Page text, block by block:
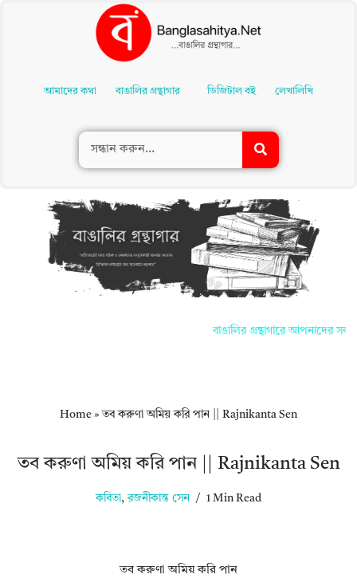
Contentআমাদের কথা বাঙালির গ্রন্থাগার ডিজিটাল বই লেখালিখি
বাঙালির গ্রন্থাগারে আপনাদের
Home »তব করুণা অমিয় করি পান || Rajnikanta Sen
তব করুণা অমিয় করি পান || Rajnikanta Sen
কবিতা, রজনীকান্ত সেন 1 Min Read
তব করুণা অমিয় করি পান